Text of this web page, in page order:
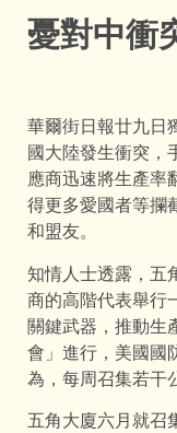
憂對中衝
華爾街日報廿九日
國大陸發生衝突，
應商迅速將生產率
得更多愛國者等攔
和盟友。
知情人士透露，五
商的高階代表舉行
關鍵武器，推動生
會」進行，美國國
為，每周召集若干
五角大廈六月就召